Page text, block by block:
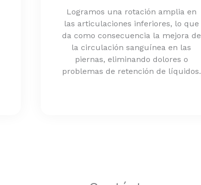
Logramos una rotación amplia en
las articulaciones inferiores, lo que
da como consecuencia la mejora de
la circulación sanguínea en las
piernas, eliminando dolores o
problemas de retención de líquidos.